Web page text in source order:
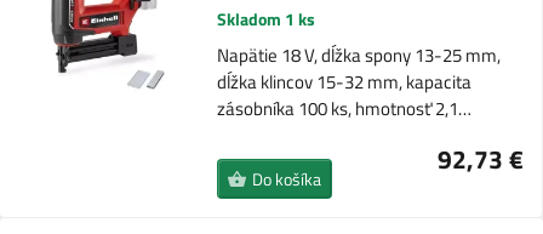
Skladom 1 ks
Napätie 18 V, dĺžka spony 13-25 mm,
dĺžka klincov 15-32 mm, kapacita
zásobníka 100 ks, hmotnosť 2,1…
92,73 €
Do košíka